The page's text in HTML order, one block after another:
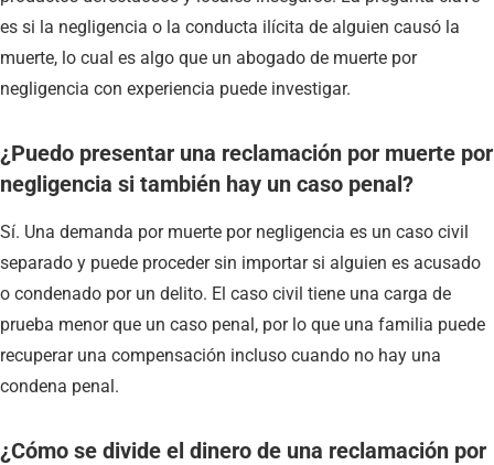
es si la negligencia o la conducta ilícita de alguien causó la
muerte, lo cual es algo que un abogado de muerte por
negligencia con experiencia puede investigar.
¿Puedo presentar una reclamación por muerte por
negligencia si también hay un caso penal?
Sí. Una demanda por muerte por negligencia es un caso civil
separado y puede proceder sin importar si alguien es acusado
o condenado por un delito. El caso civil tiene una carga de
prueba menor que un caso penal, por lo que una familia puede
recuperar una compensación incluso cuando no hay una
condena penal.
¿Cómo se divide el dinero de una reclamación por